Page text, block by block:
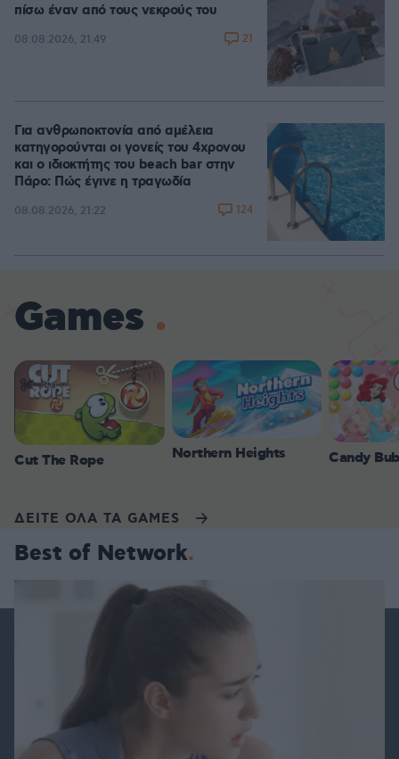
πίσω έναν από τους νεκρούς του
08.08.2026, 21:49 21
Για ανθρωποκτονία από αμέλεια
κατηγορούνται οι γονείς του 4χρονου
και ο ιδιοκτήτης του beach bar στην
Πάρο: Πώς έγινε η τραγωδία
08.08.2026, 21:22 124
Games
Cut The Rope Northern Heights Candy
ΔΕΙΤΕ ΟΛΑ ΤΑ GAMES
Best of Network